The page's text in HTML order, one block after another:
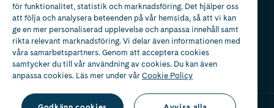
för funktionalitet, statistik och marknadsföring. Det hjälper oss
att följa och analysera beteenden på vår hemsida, så att vi kan
ge en mer personaliserad upplevelse och anpassa innehåll samt
rikta relevant marknadsföring. Vi delar även informationen med
våra samarbetspartners. Genom att acceptera cookies
samtycker du till vår användning av cookies. Du kan även
anpassa cookies. Läs mer under vårCookie Policy